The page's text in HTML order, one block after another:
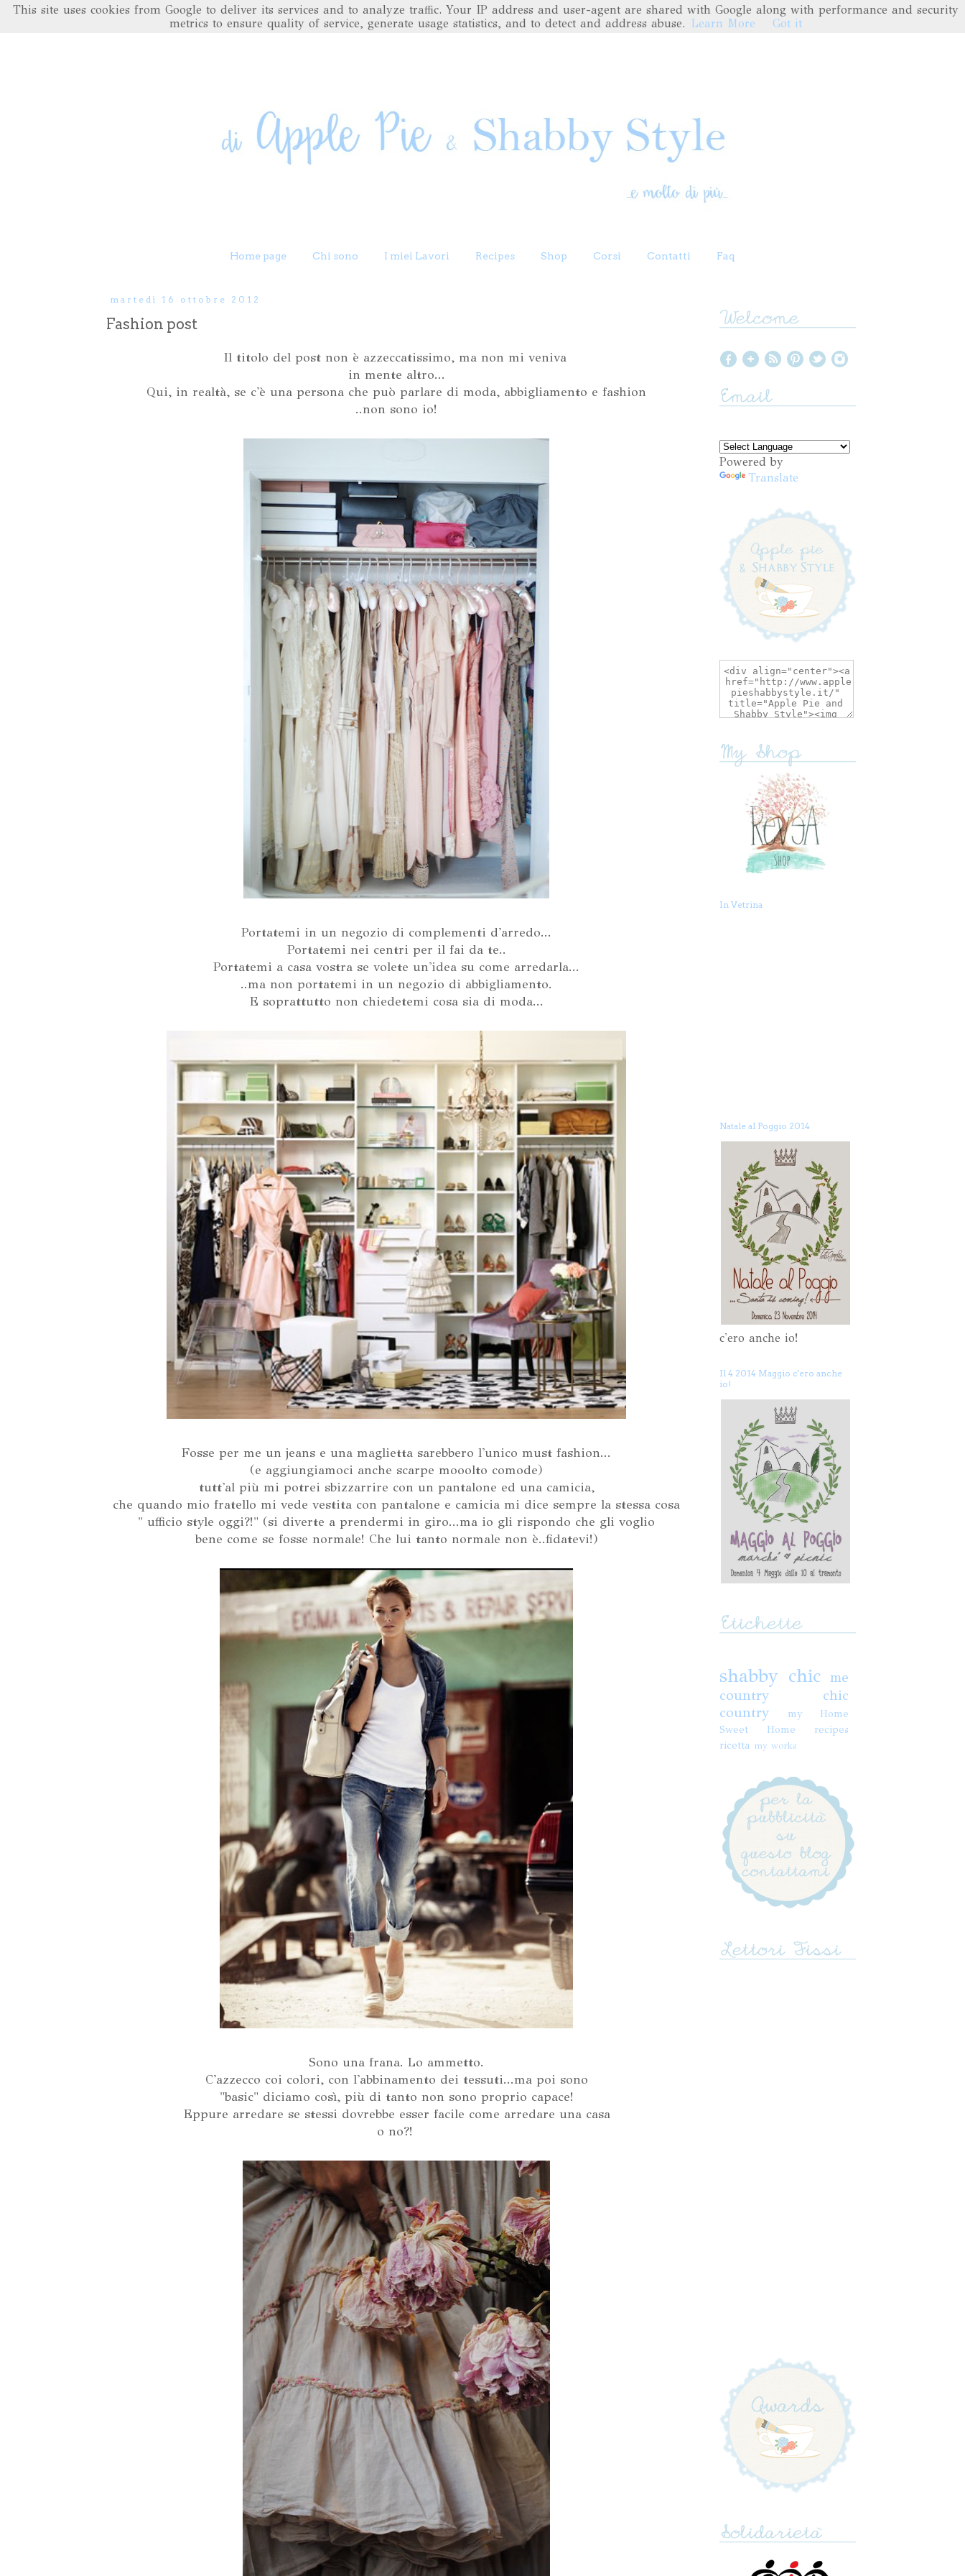
Home page Chi sono I miei Lavori Recipes Shop Corsi Contatti Faq
martedì 16 ottobre 2012
Fashion post
Il titolo del post non è azzeccatissimo, ma non mi veniva
in mente altro...
Qui, in realtà, se c'è una persona che può parlare di moda, abbigliamento e fashion
..non sono io!
Portatemi in un negozio di complementi d'arredo...
Portatemi nei centri per il fai da te..
Portatemi a casa vostra se volete un'idea su come arredarla...
..ma non portatemi in un negozio di abbigliamento.
E soprattutto non chiedetemi cosa sia di moda...
Fosse per me un jeans e una maglietta sarebbero l'unico must fashion...
(e aggiungiamoci anche scarpe mooolto comode)
tutt'al più mi potrei sbizzarrire con un pantalone ed una camicia,
che quando mio fratello mi vede vestita con pantalone e camicia mi dice sempre la stessa cosa
" ufficio style oggi?!" (si diverte a prendermi in giro...ma io gli rispondo che gli voglio
bene come se fosse normale! Che lui tanto normale non è..fidatevi!)
Sono una frana. Lo ammetto.
C'azzecco coi colori, con l'abbinamento dei tessuti...ma poi sono
"basic" diciamo così, più di tanto non sono proprio capace!
Eppure arredare se stessi dovrebbe esser facile come arredare una casa
o no?!
Powered by
Translate
In Vetrina
Natale al Poggio 2014
c'ero anche io!
Il 4 2014 Maggio c'ero anche
io!
shabby chic me
country chic
country
my Home
Sweet Home
recipes
ricetta my works
This site uses cookies from Google to deliver its services and to analyze traffic. Your IP address and user-agent are shared with Google along with performance and security
metrics to ensure quality of service, generate usage statistics, and to detect and address abuse. Learn More Got it